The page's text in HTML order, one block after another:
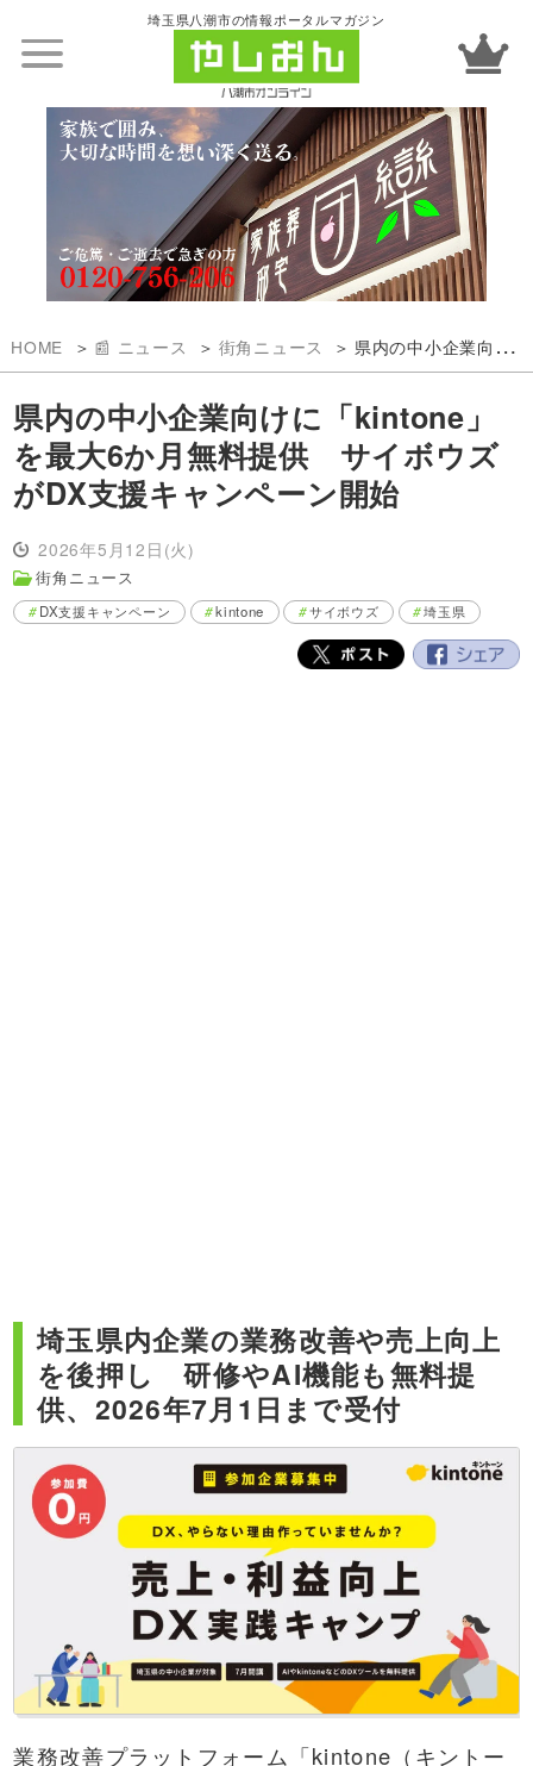
埼玉県八潮市の情報ポータルマガジン
HOME 📰 ニュース 街角ニュース 県内の中小企業向けに「kintone」を最大6か月無料提供 サイボウズがDX支援キャンペーン開始
県内の中小企業向けに「kintone」
を最大6か月無料提供 サイボウズ
がDX支援キャンペーン開始
2026年5月12日(火)
街角ニュース
DX支援キャンペーン kintone サイボウズ 埼玉県
埼玉県内企業の業務改善や売上向上
を後押し 研修やAI機能も無料提
供、2026年7月1日まで受付
業務改善プラットフォーム「kintone（キントー